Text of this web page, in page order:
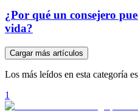
¿Por qué un consejero
vida?
Cargar más artículos
Los más leídos en esta categoría
1